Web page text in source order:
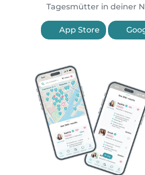
Tagesmütter in deiner
App Store